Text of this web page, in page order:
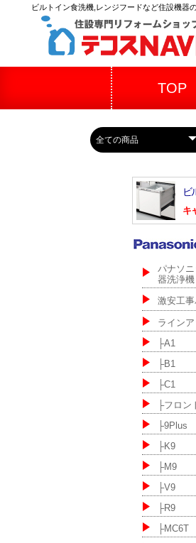
ビルトイン食洗機,レンジフードなど住設機器
TOP
ビ
キ
パナソ
器洗浄機
激安工事
ライン
├A1
├B1
├C1
├フロン
├9Plus
├K9
├M9
├V9
├R9
├MC6T